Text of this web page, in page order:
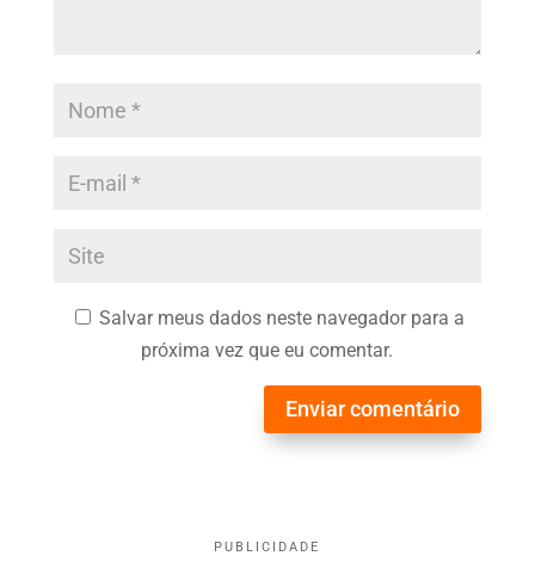
Salvar meus dados neste navegador para a
próxima vez que eu comentar.
Enviar comentário
PUBLICIDADE